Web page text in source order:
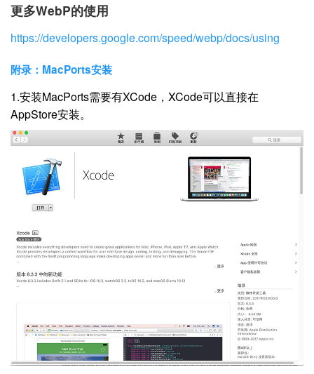
更多WebP的使用
https://developers.google.com/speed/webp/docs/using
附录：MacPorts安装
1.安装MacPorts需要有XCode，XCode可以直接在
AppStore安装。